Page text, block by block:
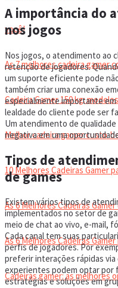
você!
As 7 melhores cadeira gamer
Cadeira Gamer 150 kg:
Melhor cadeira gamer custo-
10 Melhores Cadeiras Gamer
As 6 Melhores Cadeiras
As 6 Melhores Cadeiras
Cadeiras gamer: as melhores
A importância do
nos jogos
Nos jogos, o atendimento ao
retenção de jogadores.
um suporte eficiente pode
também criar uma conexão
especialmente importante
lealdade do cliente pode ser
Um atendimento de
negativa em uma
Tipos de
de games
Existem vários tipos de
implementados no setor de
meio de chat ao vivo, e-mail,
Cada canal tem suas
perfis de jogadores. Por
preferir interações rápidas
experientes podem optar por
estratégias e soluções em